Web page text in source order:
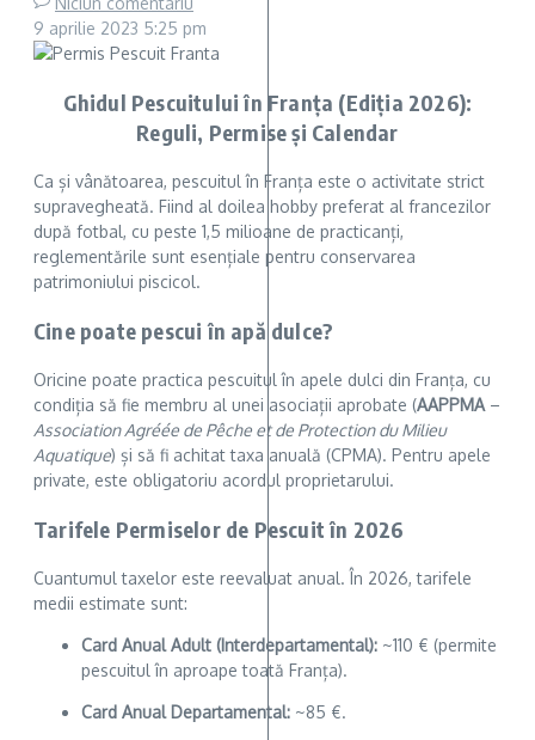
9 aprilie 2023 5:25 pm
Ghidul Pescuitului în Franța (Ediția 2026):
Reguli, Permise și Calendar
Ca și vânătoarea, pescuitul în Franța este o activitate strict
supravegheată. Fiind al doilea hobby preferat al francezilor
după fotbal, cu peste 1,5 milioane de practicanți,
reglementările sunt esențiale pentru conservarea
patrimoniului piscicol.
Cine poate pescui în apă dulce?
Oricine poate practica pescuitul în apele dulci din Franța, cu
condiția să fie membru al unei asociații aprobate (AAPPMA –
Association Agréée de Pêche et de Protection du Milieu
Aquatique) și să fi achitat taxa anuală (CPMA). Pentru apele
private, este obligatoriu acordul proprietarului.
Tarifele Permiselor de Pescuit în 2026
Cuantumul taxelor este reevaluat anual. În 2026, tarifele
medii estimate sunt:
Card Anual Adult (Interdepartamental): ~110 € (permite
pescuitul în aproape toată Franța).
Card Anual Departamental: ~85 €.